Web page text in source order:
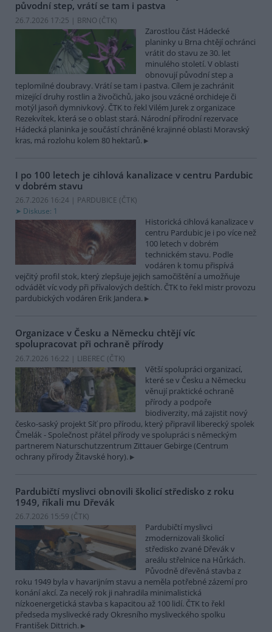
původní step, vrátí se tam i pastva
26.7.2026 17:25 | BRNO (ČTK)
Zarostlou část Hádecké
planinky u Brna chtějí ochránci
vrátit do stavu ze 30. let
minulého století. V oblasti
obnovují původní step a
teplomilné doubravy. Vrátí se tam i pastva. Cílem je zachránit
mizející druhy rostlin a živočichů, jako jsou vzácné orchideje či
motýl jasoň dymnivkový. ČTK to řekl Vilém Jurek z organizace
Rezekvítek, která se o oblast stará. Národní přírodní rezervace
Hádecká planinka je součástí chráněné krajinné oblasti Moravský
kras, má rozlohu kolem 80 hektarů.
I po 100 letech je cihlová kanalizace v centru Pardubic
v dobrém stavu
26.7.2026 16:24 | PARDUBICE (ČTK)
Diskuse: 1
Historická cihlová kanalizace v
centru Pardubic je i po více než
100 letech v dobrém
technickém stavu. Podle
vodáren k tomu přispívá
vejčitý profil stok, který zlepšuje jejich samočištění a umožňuje
odvádět víc vody při přívalových deštích. ČTK to řekl mistr provozu
pardubických vodáren Erik Jandera.
Organizace v Česku a Německu chtějí víc
spolupracovat při ochraně přírody
26.7.2026 16:22 | LIBEREC (ČTK)
Větší spolupráci organizací,
které se v Česku a Německu
věnují praktické ochraně
přírody a podpoře
biodiverzity, má zajistit nový
česko-saský projekt Síť pro přírodu, který připravil liberecký spolek
Čmelák - Společnost přátel přírody ve spolupráci s německým
partnerem Naturschutzzentrum Zittauer Gebirge (Centrum
ochrany přírody Žitavské hory).
Pardubičtí myslivci obnovili školicí středisko z roku
1949, říkali mu Dřevák
26.7.2026 15:59 (ČTK)
Pardubičtí myslivci
zmodernizovali školicí
středisko zvané Dřevák v
areálu střelnice na Hůrkách.
Původně dřevěná stavba z
roku 1949 byla v havarijním stavu a neměla potřebné zázemí pro
konání akcí. Za necelý rok ji nahradila minimalistická
nízkoenergetická stavba s kapacitou až 100 lidí. ČTK to řekl
předseda myslivecké rady Okresního mysliveckého spolku
František Dittrich.